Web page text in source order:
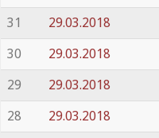
31 29.03.2018
30 29.03.2018
29 29.03.2018
28 29.03.2018